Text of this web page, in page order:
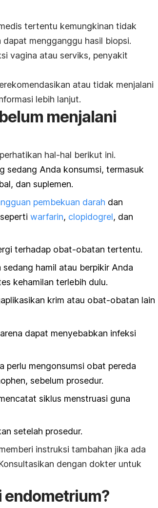
tertentu kemungkinan tidak
mengganggu hasil biopsi.
vagina atau serviks, penyakit
atau tidak menjalani
lebih lanjut.
menjalani
hal-hal berikut ini.
sedang Anda konsumsi, termasuk
dan suplemen.
pembekuan darah dan
warfarin, clopidogrel, dan
terhadap obat-obatan tertentu.
hamil atau berpikir Anda
kehamilan terlebih dulu.
krim atau obat-obatan lain
dapat menyebabkan infeksi
perlu mengonsumsi obat pereda
sebelum prosedur.
siklus menstruasi guna
setelah prosedur.
instruksi tambahan jika ada
dengan dokter untuk
endometrium?